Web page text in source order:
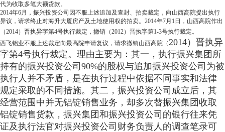
代为收取多笔大额货款。
2014年6月，振兴投资公司因不服上述追加及查封、拍卖裁定，向山西高院提出执行
异议，请求终止对海升大厦房产及土地使用权的拍卖。2014年7月1日，山西高院作出
（2014）晋执异字第4号执行裁定，撤销（2012）晋执字第1-3号执行裁定。
西飞铝业不服上述裁定向最高院申请复议，请求撤销山西高院（2014）晋执异
字第4号执行裁定。理由主要为：其一，执行振兴集团所
持有的振兴投资公司90%的股权与追加振兴投资公司为被
执行人并不矛盾，是在执行过程中依据不同事实和法律
规定采取的不同措施。其二，振兴投资公司成立后，其
经营范围中并无铝锭销售业务，却多次替振兴集团收取
铝锭销售货款，振兴集团和振兴投资公司的银行往来凭
证及执行法官对振兴投资公司财务负责人的调查笔录可